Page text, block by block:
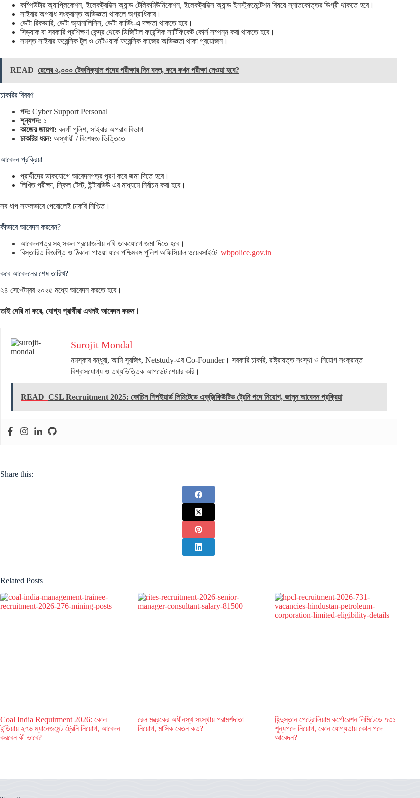
কম্পিউটার অ্যাপ্লিকেশন, ইলেকট্রনিক্স অ্যান্ড টেলিকমিউনিকেশন, ইলেকট্রনিক্স অ্যান্ড ইনস্ট্রুমেন্টেশন বিষয়ে স্নাতকোত্তর ডিগ্রী থাকতে হবে।
সাইবার অপরাধ সংক্রান্ত অভিজ্ঞতা থাকলে অগ্রাধিকার।
ডেটা রিকভারি, ডেটা অ্যানালিসিস, ডেটা কার্ভিং-এ দক্ষতা থাকতে হবে।
সিড্যাক বা সরকারি প্রশিক্ষণ কেন্দ্র থেকে ডিজিটাল ফরেন্সিক সার্টিফিকেট কোর্স সম্পন্ন করা থাকতে হবে।
সমস্ত সাইবার ফরেন্সিক টুল ও নেটওয়ার্ক ফরেন্সিক কাজের অভিজ্ঞতা থাকা প্রয়োজন।
READ রেলের ২,০০০ টেকনিক্যাল পদের পরীক্ষার দিন বদল, কবে কখন পরীক্ষা নেওয়া হবে?
চাকরির বিবরণ
পদ: Cyber Support Personal
শূন্যপদ: ১
কাজের জায়গা: বনগাঁ পুলিশ, সাইবার অপরাধ বিভাগ
চাকরির ধরন: অস্থায়ী / বিশেষজ্ঞ ভিত্তিতে
আবেদন প্রক্রিয়া
প্রার্থীদের ডাকযোগে আবেদনপত্র পূরণ করে জমা দিতে হবে।
লিখিত পরীক্ষা, স্কিল টেস্ট, ইন্টারভিউ এর মাধ্যমে নির্বাচন করা হবে।
সব ধাপ সফলভাবে পেরোলেই চাকরি নিশ্চিত।
কীভাবে আবেদন করবেন?
আবেদনপত্র সহ সকল প্রয়োজনীয় নথি ডাকযোগে জমা দিতে হবে।
বিস্তারিত বিজ্ঞপ্তি ও ঠিকানা পাওয়া যাবে পশ্চিমবঙ্গ পুলিশ অফিসিয়াল ওয়েবসাইটে wbpolice.gov.in
কবে আবেদনের শেষ তারিখ?
২৪ সেপ্টেম্বর ২০২৫ মধ্যে আবেদন করতে হবে।
তাই দেরি না করে, যোগ্য প্রার্থীরা এখনই আবেদন করুন।
Surojit Mondal
নমস্কার বন্ধুরা, আমি সুরজিৎ, Netstudy-এর Co-Founder। সরকারি চাকরি, রাষ্ট্রায়ত্ত সংস্থা ও নিয়োগ সংক্রান্ত
বিশ্বাসযোগ্য ও তথ্যভিত্তিক আপডেট শেয়ার করি।
READ CSL Recruitment 2025: কোচিন শিপইয়ার্ড লিমিটেডে এক্‌জ়িকিউটিভ ট্রেনি পদে নিয়োগ, জানুন আবেদন প্রক্রিয়া
Share this:
Related Posts
Coal India Requirment 2026: কোল
ইন্ডিয়ায় ২৭৬ ম্যানেজমেন্ট ট্রেনি নিয়োগ, আবেদন
করবেন কী ভাবে?
রেল মন্ত্রকের অধীনস্থ সংস্থায় পরামর্শদাতা
নিয়োগ, মাসিক বেতন কত?
হিন্দুস্তান পেট্রোলিয়াম কর্পোরেশন লিমিটেডে ৭৩১
শূন্যপদে নিয়োগ, কোন যোগ্যতায় কোন পদে
আবেদন?